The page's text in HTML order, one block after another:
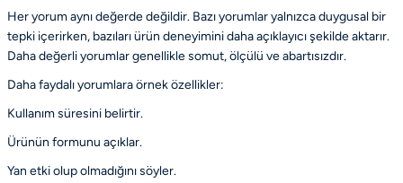
Her yorum aynı değerde değildir. Bazı yorumlar yalnızca duygusal bir
tepki içerirken, bazıları ürün deneyimini daha açıklayıcı şekilde aktarır.
Daha değerli yorumlar genellikle somut, ölçülü ve abartısızdır.
Daha faydalı yorumlara örnek özellikler:
Kullanım süresini belirtir.
Ürünün formunu açıklar.
Yan etki olup olmadığını söyler.